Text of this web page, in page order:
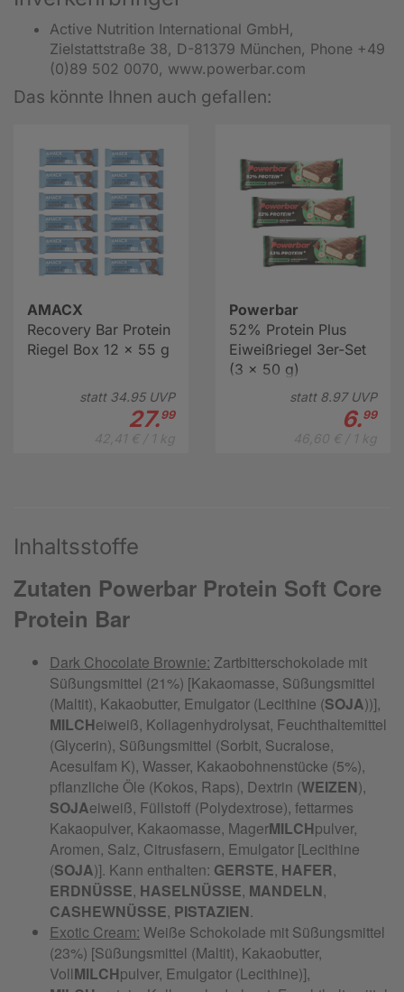
Active Nutrition International GmbH,
Zielstattstraße 38, D-81379 München, Phone +49
(0)89 502 0070, www.powerbar.com
Das könnte Ihnen auch gefallen:
AMACX
Recovery Bar Protein
Riegel Box 12 x 55 g
statt 34.95UVP
27.99
Powerbar
52% Protein Plus
Eiweißriegel 3er-Set
(3 x 50 g)
statt 8.97UVP
6.99
Inhaltsstoffe